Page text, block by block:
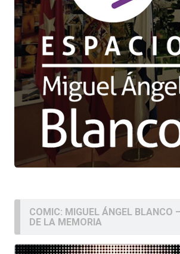
COMIC: MIGUEL ÁNGEL BLANCO
DE LA MEMORIA